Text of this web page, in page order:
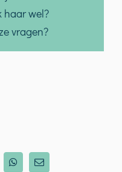
haar wel?
vragen?
WhatsApp
E-